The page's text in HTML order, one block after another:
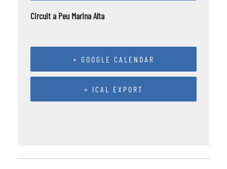
Circuit a Peu Marina Alta
+ GOOGLE CALENDAR
+ ICAL EXPORT